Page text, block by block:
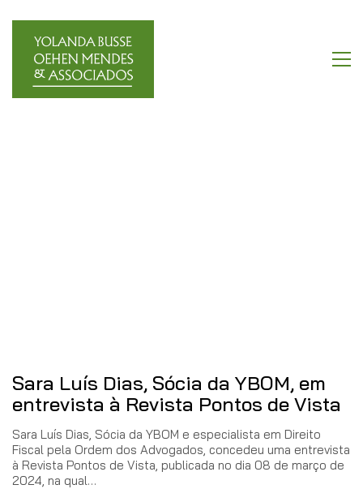
Sara Luís Dias, Sócia da YBOM, em
entrevista à Revista Pontos de Vista
Sara Luís Dias, Sócia da YBOM e especialista em Direito
Fiscal pela Ordem dos Advogados, concedeu uma entrevista
à Revista Pontos de Vista, publicada no dia 08 de março de
2024, na qual…